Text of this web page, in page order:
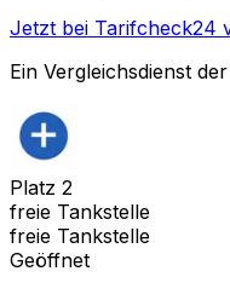
Jetzt bei Tarifcheck24
Ein Vergleichsdienst
Platz 2
freie Tankstelle
freie Tankstelle
Geöffnet